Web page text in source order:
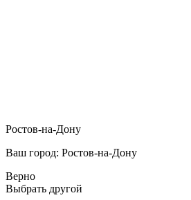
Ростов-на-Дону
Ваш город: Ростов-на-Дону
Верно
Выбрать другой